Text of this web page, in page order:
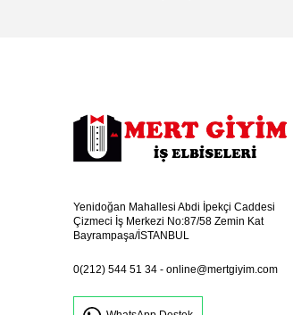
Yenidoğan Mahallesi Abdi İpekçi Caddesi
Çizmeci İş Merkezi No:87/58 Zemin Kat
Bayrampaşa/İSTANBUL
0(212) 544 51 34 - online@mertgiyim.com